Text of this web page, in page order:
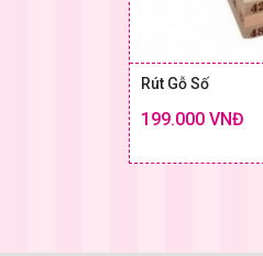
Rút Gỗ Số
199.000 VNĐ